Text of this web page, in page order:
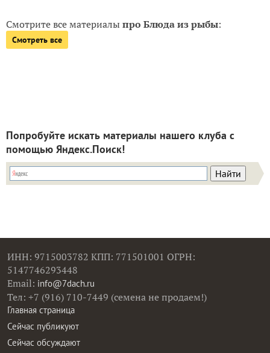
Смотрите все материалыпро Блюда из рыбы:
Смотреть все
Попробуйте искать материалы нашего клуба с
помощью Яндекс.Поиск!
ИНН: 9715003782 КПП: 771501001 ОГРН:
5147746293448
Email: info@7dach.ru
Тел: +7 (916) 710-7449 (семена не продаем!)
Главная страница
Сейчас публикуют
Сейчас обсуждают